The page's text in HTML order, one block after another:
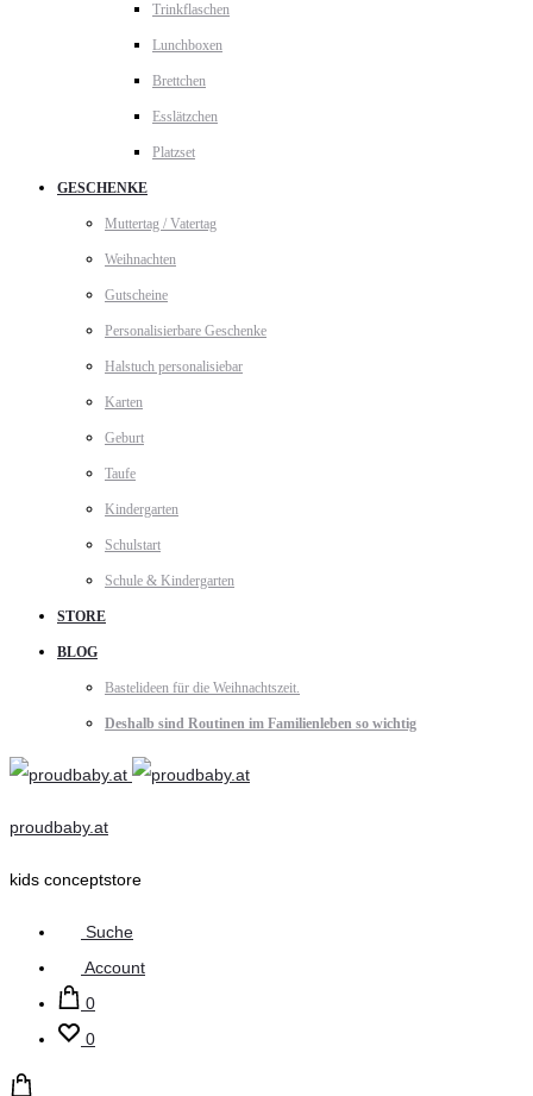
Trinkflaschen
Lunchboxen
Brettchen
Esslätzchen
Platzset
GESCHENKE
Muttertag / Vatertag
Weihnachten
Gutscheine
Personalisierbare Geschenke
Halstuch personalisiebar
Karten
Geburt
Taufe
Kindergarten
Schulstart
Schule & Kindergarten
STORE
BLOG
Bastelideen für die Weihnachtszeit.
Deshalb sind Routinen im Familienleben so wichtig
proudbaby.at
kids conceptstore
Suche
Account
0
0